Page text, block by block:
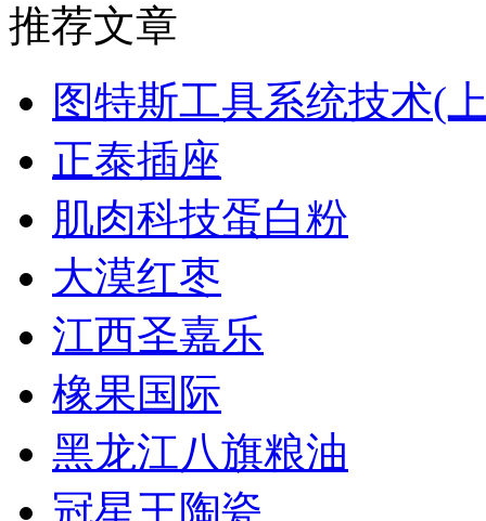
推荐文章
图特斯工具系统技术(
正泰插座
肌肉科技蛋白粉
大漠红枣
江西圣嘉乐
橡果国际
黑龙江八旗粮油
冠星王陶瓷